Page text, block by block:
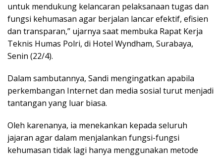
untuk mendukung kelancaran pelaksanaan tugas dan
fungsi kehumasan agar berjalan lancar efektif, efisien
dan transparan,” ujarnya saat membuka Rapat Kerja
Teknis Humas Polri, di Hotel Wyndham, Surabaya,
Senin (22/4).
Dalam sambutannya, Sandi mengingatkan apabila
perkembangan Internet dan media sosial turut menjadi
tantangan yang luar biasa.
Oleh karenanya, ia menekankan kepada seluruh
jajaran agar dalam menjalankan fungsi-fungsi
kehumasan tidak lagi hanya menggunakan metode